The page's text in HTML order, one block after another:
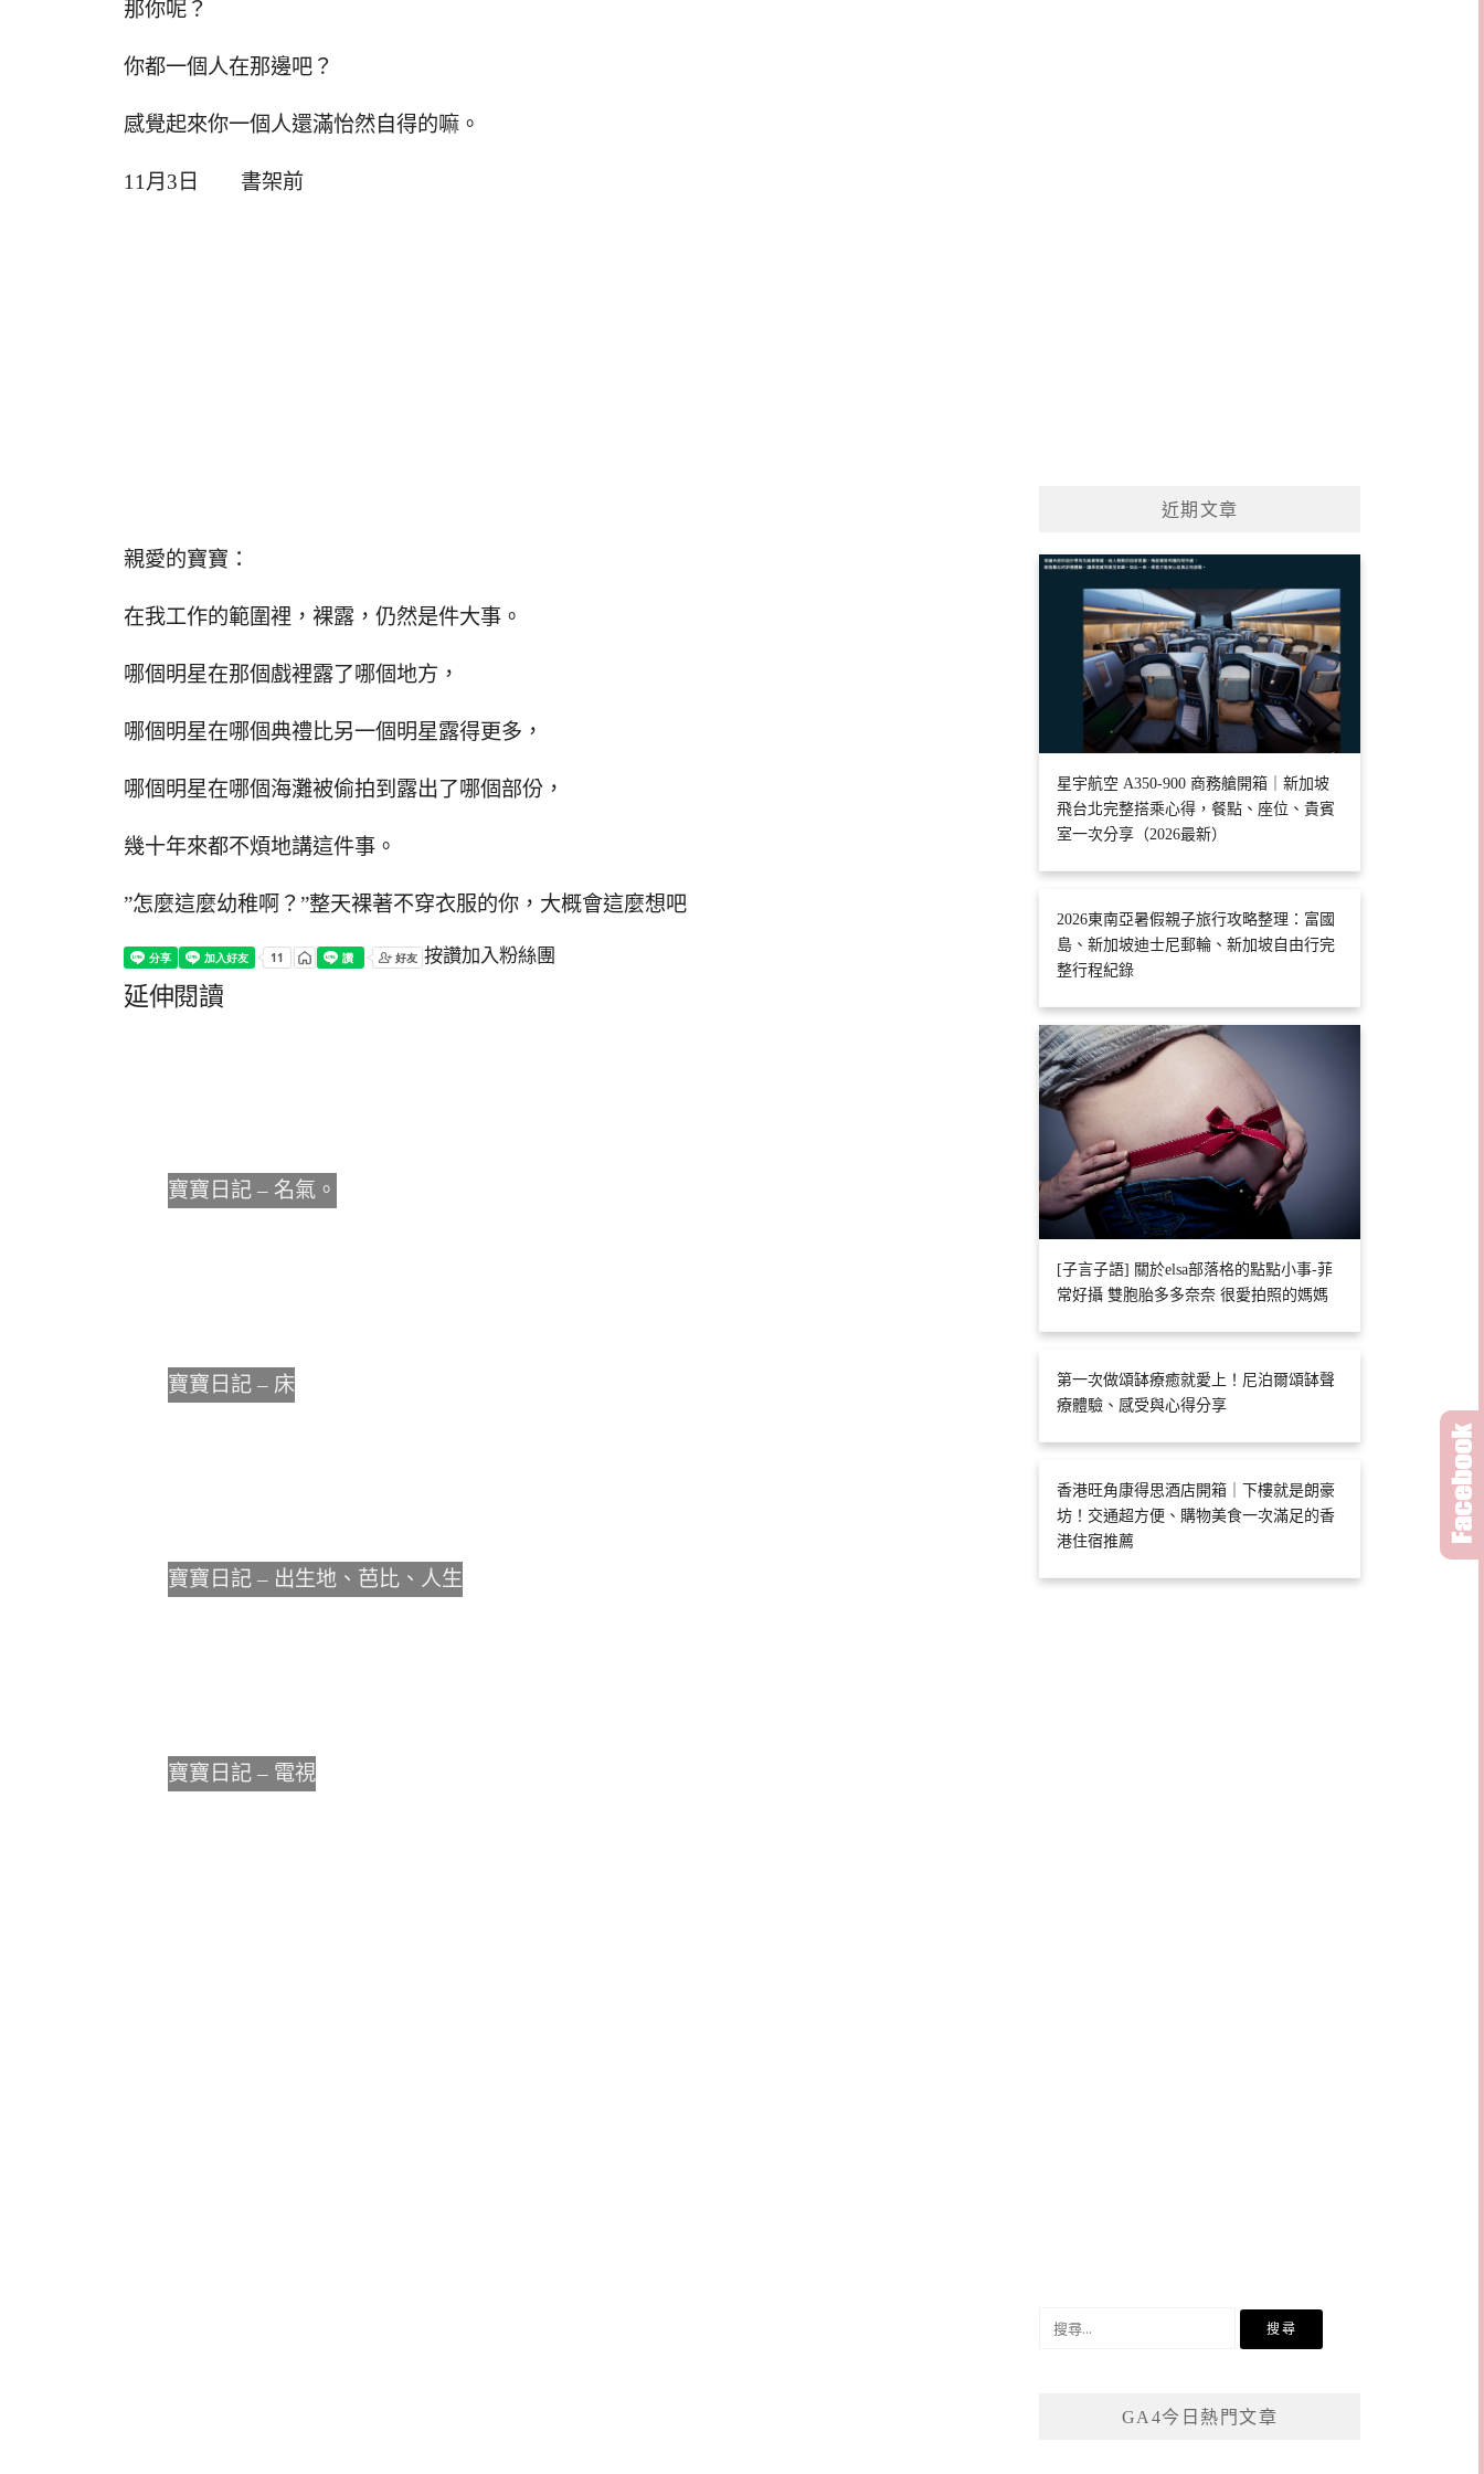
那你呢？
你都一個人在那邊吧？
感覺起來你一個人還滿怡然自得的嘛。
11月3日 書架前
親愛的寶寶：
在我工作的範圍裡，裸露，仍然是件大事。
哪個明星在那個戲裡露了哪個地方，
哪個明星在哪個典禮比另一個明星露得更多，
哪個明星在哪個海灘被偷拍到露出了哪個部份，
幾十年來都不煩地講這件事。
”怎麼這麼幼稚啊？”整天裸著不穿衣服的你，大概會這麼想吧
按讚加入粉絲團
延伸閱讀
寶寶日記 – 名氣。
寶寶日記 – 床
寶寶日記 – 出生地、芭比、人生
寶寶日記 – 電視
近期文章
星宇航空 A350-900 商務艙開箱｜新加坡
飛台北完整搭乘心得，餐點、座位、貴賓
室一次分享（2026最新）
2026東南亞暑假親子旅行攻略整理：富國
島、新加坡迪士尼郵輪、新加坡自由行完
整行程紀錄
[子言子語] 關於elsa部落格的點點小事-菲
常好攝 雙胞胎多多奈奈 很愛拍照的媽媽
第一次做頌缽療癒就愛上！尼泊爾頌缽聲
療體驗、感受與心得分享
香港旺角康得思酒店開箱｜下樓就是朗豪
坊！交通超方便、購物美食一次滿足的香
港住宿推薦
GA4今日熱門文章